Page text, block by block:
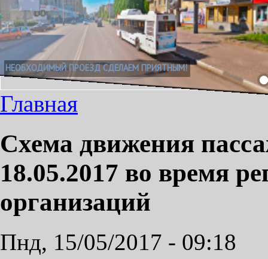
НЕОБХОДИМЫЙ ПРОЕЗД СДЕЛАЕМ ПРИЯТНЫМ!
Главная
Схема движения
18.05.2017 во время
организаций
Пнд, 15/05/2017 - 09:18